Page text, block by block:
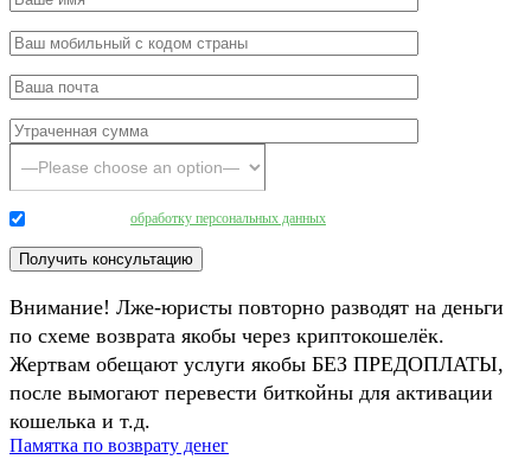
обработку персональных данных
Внимание! Лже-юристы повторно разводят на деньги
по схеме возврата якобы через криптокошелёк.
Жертвам обещают услуги якобы БЕЗ ПРЕДОПЛАТЫ,
после вымогают перевести биткойны для активации
кошелька и т.д.
Памятка по возврату денег